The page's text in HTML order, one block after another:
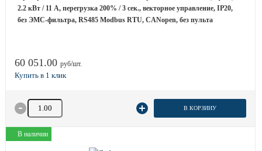
2.2 кВт / 11 A, перегрузка 200% / 3 сек., векторное управление, IP20,
без ЭМС-фильтра, RS485 Modbus RTU, CANopen, без пульта
60 051.00 руб/шт.
Количество товара В КОРЗИНУ
В наличии